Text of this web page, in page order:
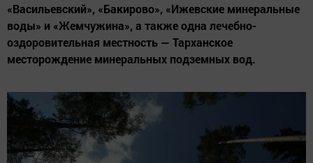
«Васильевский», «Бакирово», «Ижевские минеральные
воды» и «Жемчужина», а также одна лечебно-
оздоровительная местность — Тарханское
месторождение минеральных подземных вод.